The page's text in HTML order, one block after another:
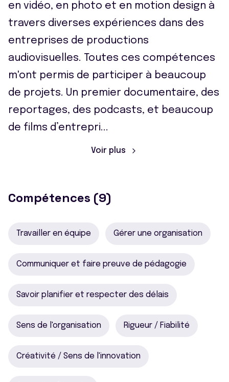
en vidéo, en photo et en motion design à
travers diverses expériences dans des
entreprises de productions
audiovisuelles. Toutes ces compétences
m'ont permis de participer à beaucoup
de projets. Un premier documentaire, des
reportages, des podcasts, et beaucoup
de films d’entrepri...
Voir plus
Compétences (9)
Travailler en équipe Gérer une organisation
Communiquer et faire preuve de pédagogie
Savoir planifier et respecter des délais
Sens de l'organisation Rigueur / Fiabilité
Créativité / Sens de l'innovation